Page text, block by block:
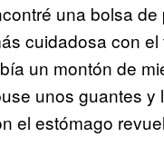
una bolsa
cuidadosa con
un montón de
unos guantes
el estómago